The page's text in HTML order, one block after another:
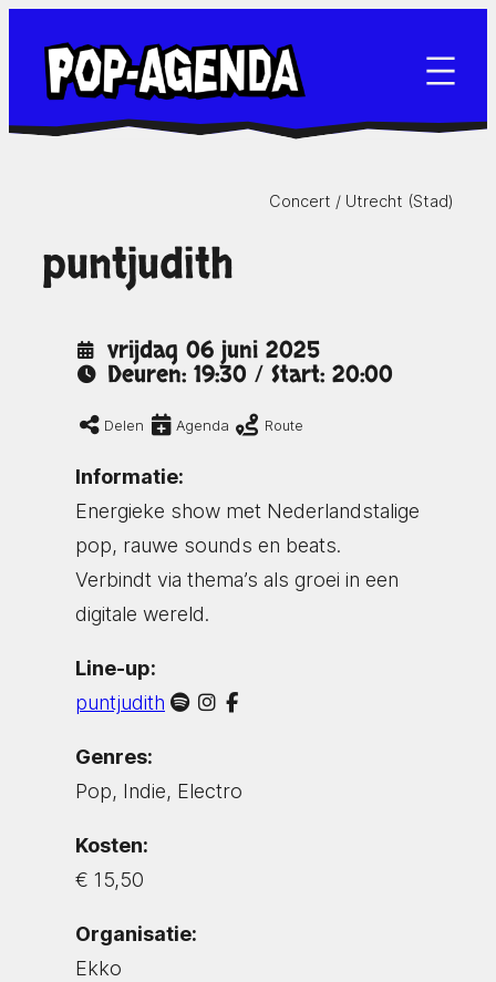
naar
inhoud
Concert / Utrecht (Stad)
puntjudith
vrijdag 06 juni 2025
Deuren: 19:30 / Start: 20:00
Delen Agenda Route
Informatie:
Energieke show met Nederlandstalige
pop, rauwe sounds en beats.
Verbindt via thema’s als groei in een
digitale wereld.
Line-up:
puntjudith
Genres:
Pop, Indie, Electro
Kosten:
€ 15,50
Organisatie:
Ekko